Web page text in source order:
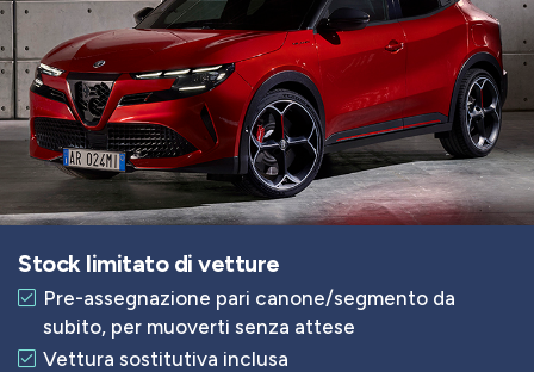
Stock limitato di vetture
Pre-assegnazione pari canone/segmento da
subito, per muoverti senza attese
Vettura sostitutiva inclusa